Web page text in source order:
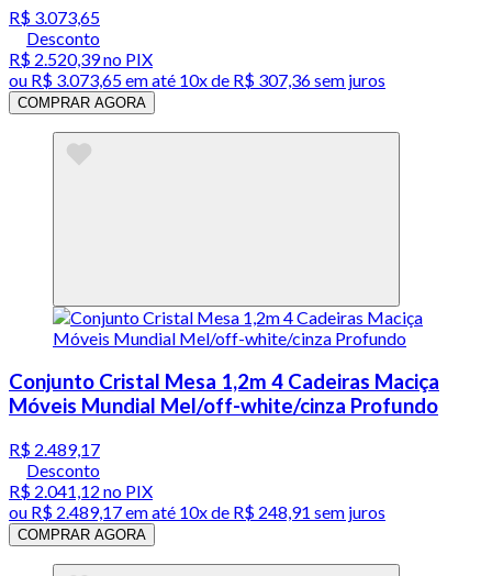
R$ 3.073,65
Desconto
R$ 2.520,39no PIX
ou R$ 3.073,65em até 10x de R$ 307,36 sem juros
COMPRAR AGORA
Conjunto Cristal Mesa 1,2m 4 Cadeiras Maciça
Móveis Mundial Mel/off-white/cinza Profundo
R$ 2.489,17
Desconto
R$ 2.041,12 no PIX
ou R$ 2.489,17em até 10x de R$ 248,91 sem juros
COMPRAR AGORA